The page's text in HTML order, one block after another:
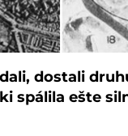
dostali
spálila ešte